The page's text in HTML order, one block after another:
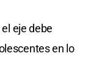
eje debe
en lo